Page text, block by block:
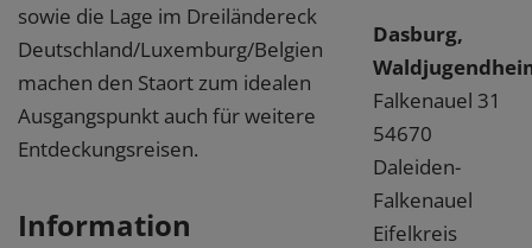
sowie die Lage im Dreiländereck
Deutschland/Luxemburg/Belgien
machen den Staort zum idealen
Ausgangspunkt auch für weitere
Entdeckungsreisen.
Information
Dasburg,
Falkenauel 31
54670
Daleiden-
Falkenauel
Eifelkreis